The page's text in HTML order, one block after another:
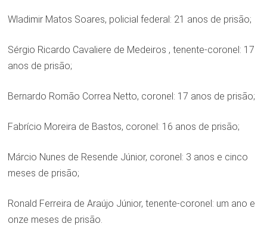
Wladimir Matos Soares, policial federal: 21 anos de prisão;
Sérgio Ricardo Cavaliere de Medeiros , tenente-coronel: 17
anos de prisão;
Bernardo Romão Correa Netto, coronel: 17 anos de prisão;
Fabrício Moreira de Bastos, coronel: 16 anos de prisão;
Márcio Nunes de Resende Júnior, coronel: 3 anos e cinco
meses de prisão;
Ronald Ferreira de Araújo Júnior, tenente-coronel: um ano e
onze meses de prisão.